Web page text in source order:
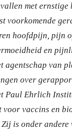
met ernstige
voorkomende
hoofdpijn, pijn
en
agentschap van
over
Paul Ehrlich
vaccins en
Zij is onder